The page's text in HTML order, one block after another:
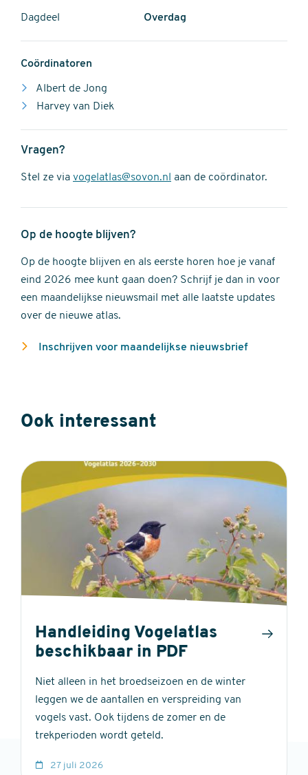
Dagdeel Overdag
Coördinatoren
Albert de Jong
Harvey van Diek
Vragen?
Stel ze via vogelatlas@sovon.nl aan de coördinator.
Op de hoogte blijven?
Op de hoogte blijven en als eerste horen hoe je vanaf
eind 2026 mee kunt gaan doen? Schrijf je dan in voor
een maandelijkse nieuwsmail met alle laatste updates
over de nieuwe atlas.
Inschrijven voor maandelijkse nieuwsbrief
Ook interessant
Handleiding Vogelatlas
beschikbaar in PDF
Niet alleen in het broedseizoen en de winter
leggen we de aantallen en verspreiding van
vogels vast. Ook tijdens de zomer en de
trekperioden wordt geteld.
27 juli 2026